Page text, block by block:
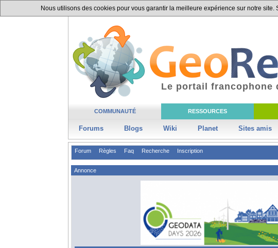
Nous utilisons des cookies pour vous garantir la meilleure expérience sur notre
COMMUNAUTÉ RESSOURCES
Forums Blogs Wiki Planet Sites amis
Le portail francophone
Forum Règles Faq Recherche Inscription
Annonce